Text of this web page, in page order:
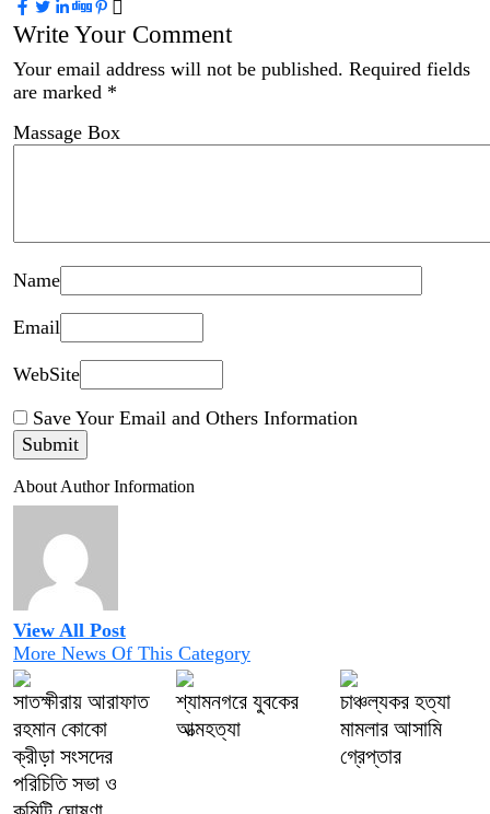
Write Your Comment
Your email address will not be published. Required fields
are marked *
Massage Box
Name
Email
WebSite
Save Your Email and Others Information
About Author Information
View All Post
More News Of This Category
সাতক্ষীরায় আরাফাত
রহমান কোকো
ক্রীড়া সংসদের
পরিচিতি সভা ও
শ্যামনগরে যুবকের
আত্মহত্যা
চাঞ্চল্যকর হত্যা
মামলার আসামি
গ্রেপ্তার